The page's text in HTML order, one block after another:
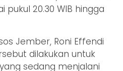
pukul 20.30 WIB hingga
Jember, Roni Effendi
dilakukan untuk
sedang menjalani